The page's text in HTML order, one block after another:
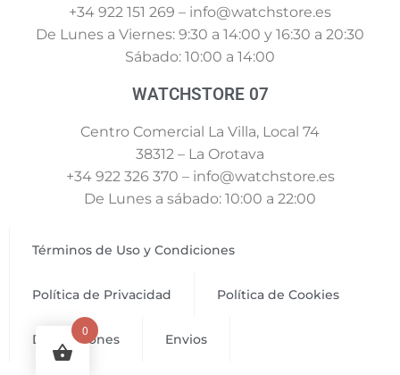
+34 922 151 269 – info@watchstore.es
De Lunes a Viernes: 9:30 a 14:00 y 16:30 a 20:30
Sábado: 10:00 a 14:00
WATCHSTORE 07
Centro Comercial La Villa, Local 74
38312 – La Orotava
+34 922 326 370 – info@watchstore.es
De Lunes a sábado: 10:00 a 22:00
Términos de Uso y Condiciones
Política de Privacidad Política de Cookies
Devoluciones Envios
0